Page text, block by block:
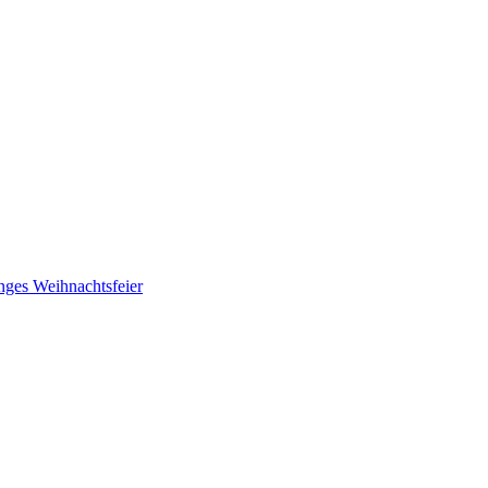
Weihnachtsfeier